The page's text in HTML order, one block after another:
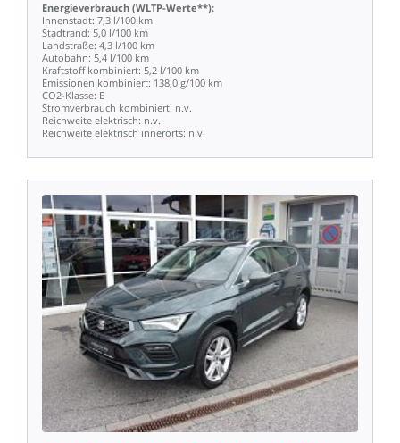
Energieverbrauch (WLTP-Werte**):
Innenstadt: 7,3 l/100 km
Stadtrand: 5,0 l/100 km
Landstraße: 4,3 l/100 km
Autobahn: 5,4 l/100 km
Kraftstoff kombiniert: 5,2 l/100 km
Emissionen kombiniert: 138,0 g/100 km
CO2-Klasse: E
Stromverbrauch kombiniert: n.v.
Reichweite elektrisch: n.v.
Reichweite elektrisch innerorts: n.v.